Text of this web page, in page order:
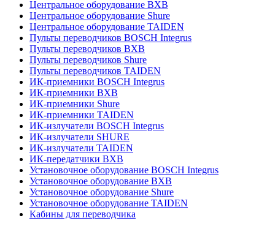
Центральное оборудование BXB
Центральное оборудование Shure
Центральное оборудование TAIDEN
Пульты переводчиков BOSCH Integrus
Пульты переводчиков BXB
Пульты переводчиков Shure
Пульты переводчиков TAIDEN
ИК-приемники BOSCH Integrus
ИК-приемники BXB
ИК-приемники Shure
ИК-приемники TAIDEN
ИК-излучатели BOSCH Integrus
ИК-излучатели SHURE
ИК-излучатели TAIDEN
ИК-передатчики BXB
Установочное оборудование BOSCH Integrus
Установочное оборудование BXB
Установочное оборудование Shure
Установочное оборудование TAIDEN
Кабины для переводчика